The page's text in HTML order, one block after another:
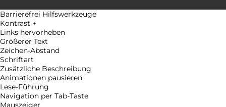
Barrierefrei Hilfswerkzeuge
Kontrast +
Links hervorheben
Größerer Text
Zeichen-Abstand
Schriftart
Zusätzliche Beschreibung
Animationen pausieren
Lese-Führung
Navigation per Tab-Taste
Mauszeiger